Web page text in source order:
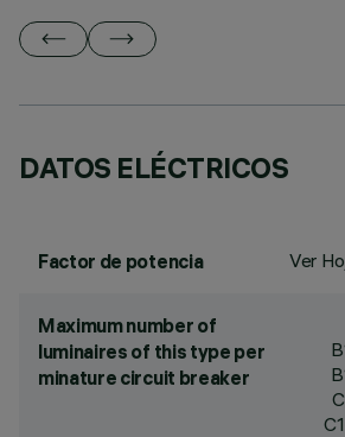
DATOS ELÉCTRICOS
Factor de potencia Ver
Maximum number of
luminaires of this type per
minature circuit breaker